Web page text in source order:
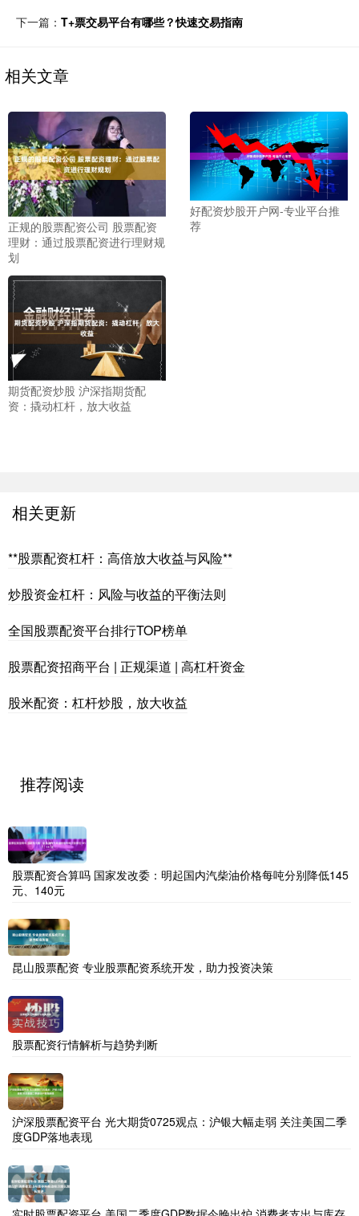
下一篇： T+票交易平台有哪些？快速交易指南
相关文章
正规的股票配资公司 股票配资
理财：通过股票配资进行理财规
划
好配资炒股开户网-专业平台推
荐
期货配资炒股 沪深指期货配
资：撬动杠杆，放大收益
相关更新
**股票配资杠杆：高倍放大收益与风险**
炒股资金杠杆：风险与收益的平衡法则
全国股票配资平台排行TOP榜单
股票配资招商平台 | 正规渠道 | 高杠杆资金
股米配资：杠杆炒股，放大收益
推荐阅读
股票配资合算吗 国家发改委：明起国内汽柴油价格每吨分别降低145
元、140元
昆山股票配资 专业股票配资系统开发，助力投资决策
股票配资行情解析与趋势判断
沪深股票配资平台 光大期货0725观点：沪银大幅走弱 关注美国二季
度GDP落地表现